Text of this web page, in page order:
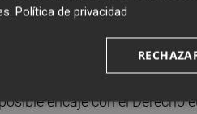
proporcionalidad, no
repetir el camino de
encaje con el Derecho
. Política de privacidad